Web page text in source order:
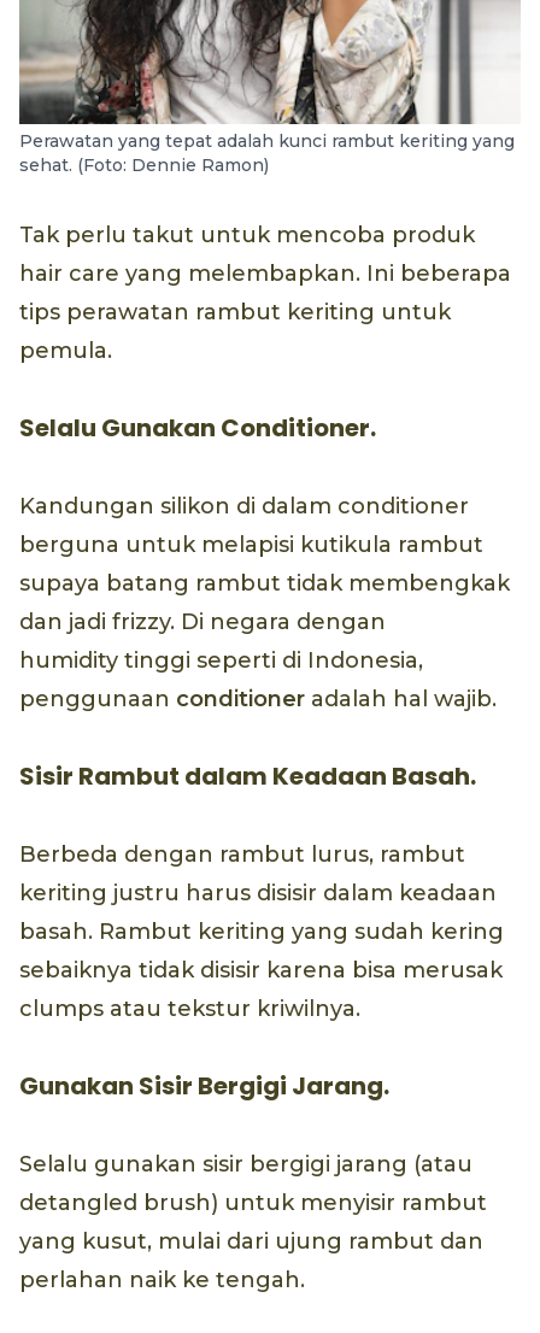
Perawatan yang tepat adalah kunci rambut keriting yang
sehat. (Foto: Dennie Ramon)
Tak perlu takut untuk mencoba produk
hair care yang melembapkan. Ini beberapa
tips perawatan rambut keriting untuk
pemula.
Selalu Gunakan Conditioner.
Kandungan silikon di dalam conditioner
berguna untuk melapisi kutikula rambut
supaya batang rambut tidak membengkak
dan jadi frizzy. Di negara dengan
humidity tinggi seperti di Indonesia,
penggunaan conditioner adalah hal wajib.
Sisir Rambut dalam Keadaan Basah.
Berbeda dengan rambut lurus, rambut
keriting justru harus disisir dalam keadaan
basah. Rambut keriting yang sudah kering
sebaiknya tidak disisir karena bisa merusak
clumps atau tekstur kriwilnya.
Gunakan Sisir Bergigi Jarang.
Selalu gunakan sisir bergigi jarang (atau
detangled brush) untuk menyisir rambut
yang kusut, mulai dari ujung rambut dan
perlahan naik ke tengah.